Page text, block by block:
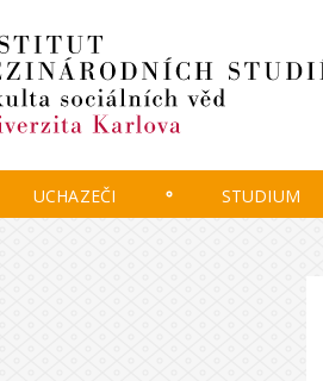
UCHAZEČI STUDIUM